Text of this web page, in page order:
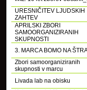
URESNIČITEV LJUDSKIH
ZAHTEV
APRILSKI ZBORI
SAMOORGANIZIRANIH
SKUPNOSTI
3. MARCA BOMO NA
Zbori samoorganiziranih
skupnosti v marcu
Livada lab na obisku